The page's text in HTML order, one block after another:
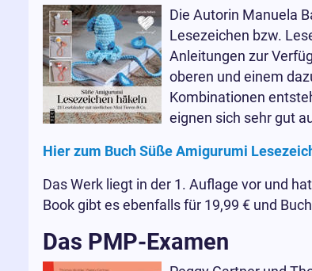
Die Autorin Manuela
Lesezeichen bzw.
Anleitungen zur
oberen und einem
Kombinationen
eignen sich sehr gut
Hier zum Buch Süße Amigurumi
Das Werk liegt in der 1. Auflage vor und
Book gibt es ebenfalls für 19,99 € und
Das PMP-Examen